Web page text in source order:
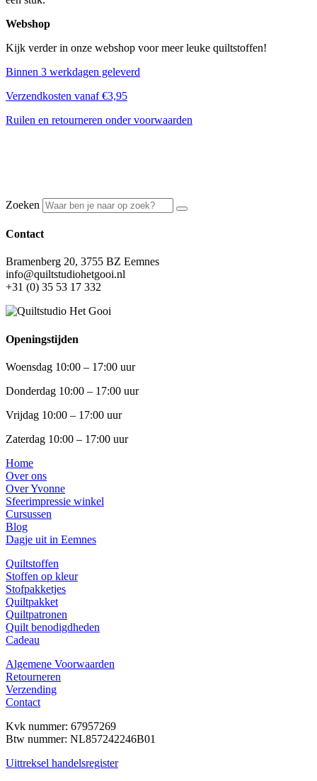
Webshop
Kijk verder in onze webshop voor meer leuke quiltstoffen!
Binnen 3 werkdagen geleverd
Verzendkosten vanaf €3,95
Ruilen en retourneren onder voorwaarden
Zoeken
Contact
Bramenberg 20, 3755 BZ Eemnes
info@quiltstudiohetgooi.nl
+31 (0) 35 53 17 332
Openingstijden
Woensdag 10:00 – 17:00 uur
Donderdag 10:00 – 17:00 uur
Vrijdag 10:00 – 17:00 uur
Zaterdag 10:00 – 17:00 uur
Home
Over ons
Over Yvonne
Sfeerimpressie winkel
Cursussen
Blog
Dagje uit in Eemnes
Quiltstoffen
Stoffen op kleur
Stofpakketjes
Quiltpakket
Quiltpatronen
Quilt benodigdheden
Cadeau
Algemene Voorwaarden
Retourneren
Verzending
Contact
Kvk nummer: 67957269
Btw nummer: NL857242246B01
Uittreksel handelsregister